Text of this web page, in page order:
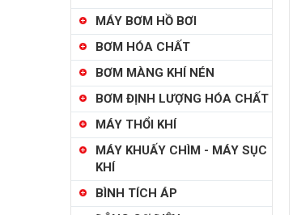
MÁY BƠM HỒ BƠI
BƠM HÓA CHẤT
BƠM MÀNG KHÍ NÉN
BƠM ĐỊNH LƯỢNG HÓA CHẤT
MÁY THỔI KHÍ
MÁY KHUẤY CHÌM - MÁY SỤC
KHÍ
BÌNH TÍCH ÁP